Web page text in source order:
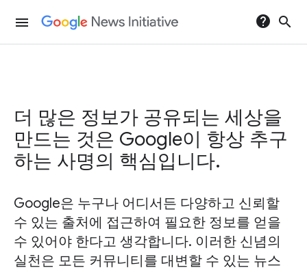
menu help search
더 많은 정보가 공유되는 세상을
만드는 것은 Google이 항상 추구
하는 사명의 핵심입니다.
Google은 누구나 어디서든 다양하고 신뢰할
수 있는 출처에 접근하여 필요한 정보를 얻을
수 있어야 한다고 생각합니다. 이러한 신념의
실천은 모든 커뮤니티를 대변할 수 있는 뉴스